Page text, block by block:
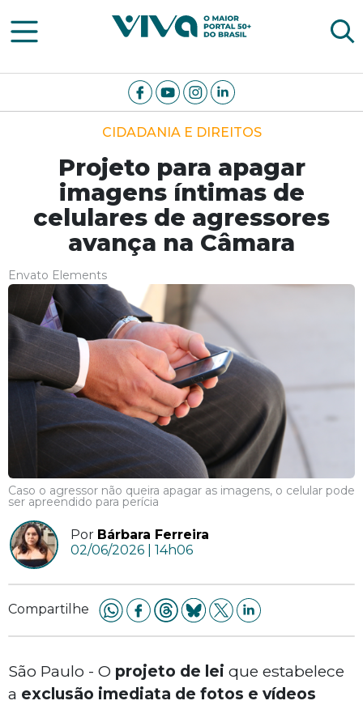
Viva Notícias
CIDADANIA E DIREITOS
Projeto para apagar
imagens íntimas de
celulares de agressores
avança na Câmara
Envato Elements
Caso o agressor não queira apagar as imagens, o celular pode
ser apreendido para perícia
Por Bárbara Ferreira
02/06/2026 | 14h06
Compartilhe
São Paulo - O projeto de lei que estabelece
a exclusão imediata de fotos e vídeos